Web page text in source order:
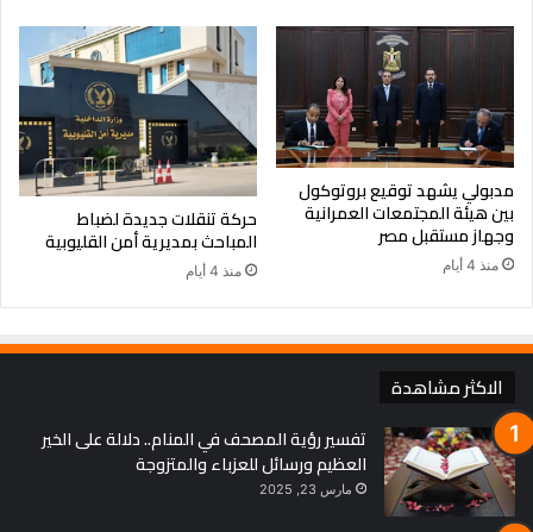
مدبولي يشهد توقيع بروتوكول
بين هيئة المجتمعات العمرانية
وجهاز مستقبل مصر
منذ 4 أيام
حركة تنقلات جديدة لضباط
المباحث بمديرية أمن القليوبية
منذ 4 أيام
الاكثر مشاهدة
تفسير رؤية المصحف في المنام.. دلالة على الخير
العظيم ورسائل للعزباء والمتزوجة
مارس 23, 2025